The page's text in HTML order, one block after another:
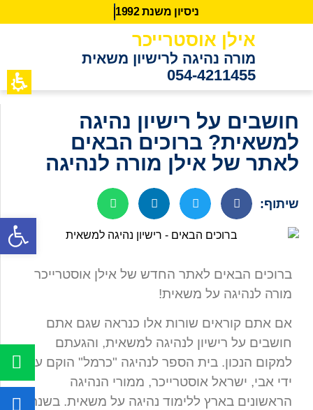
ניסיון משנת 2
9
9
1
אילן אוסטרייכר
מורה נהיגה לרישיון משאית
054-4211455
חושבים על רישיון נהיגה
למשאית? ברוכים הבאים
לאתר של אילן מורה לנהיגה
שיתוף:
ברוכים הבאים לאתר החדש של אילן אוסטרייכר
מורה לנהיגה על משאית!
אם אתם קוראים שורות אלו כנראה שגם אתם
חושבים על רישיון לנהיגה למשאית, והגעתם
למקום הנכון. בית הספר לנהיגה "כרמל" הוקם על
ידי אבי, ישראל אוסטרייכר, ממורי הנהיגה
הראשונים בארץ ללימוד נהיגה על משאית. בשנת
פתח סרגל נגישות